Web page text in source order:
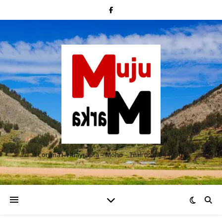
Conima – Huayrapta – Moho – Tilali (Puno – Perú)